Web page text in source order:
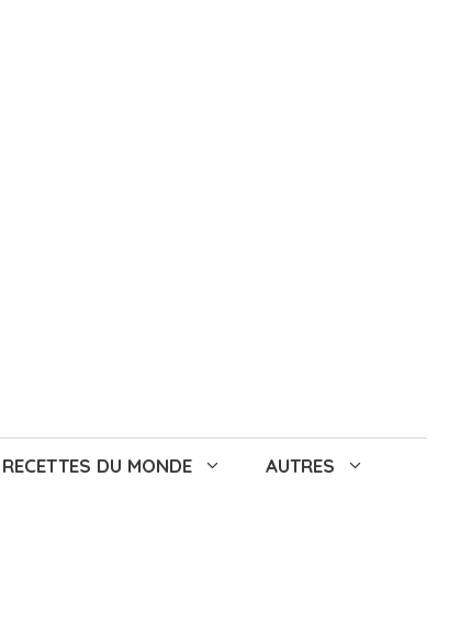
RECETTES DU MONDE AUTRES